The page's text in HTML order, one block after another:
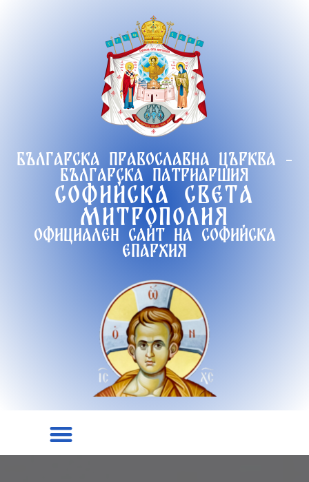
Българска православна църква -
Българска патриаршия
Софийска света
митрополия
Официален сайт на софийска
епархия